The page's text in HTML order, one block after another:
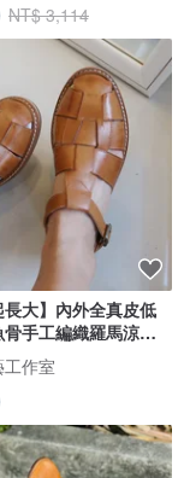
NT$ 3,114
長大】內外全真皮低
手工編織羅馬涼鞋
作室